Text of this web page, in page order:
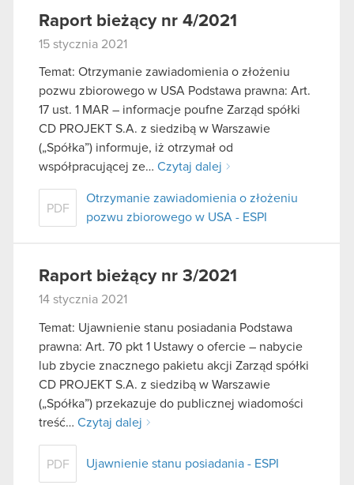
Raport bieżący nr 4/2021
15 stycznia 2021
Temat: Otrzymanie zawiadomienia o złożeniu
pozwu zbiorowego w USA Podstawa prawna: Art.
17 ust. 1 MAR – informacje poufne Zarząd spółki
CD PROJEKT S.A. z siedzibą w Warszawie
(„Spółka”) informuje, iż otrzymał od
współpracującej ze… Czytaj dalej
PDF
Otrzymanie zawiadomienia o złożeniu
pozwu zbiorowego w USA - ESPI
Raport bieżący nr 3/2021
14 stycznia 2021
Temat: Ujawnienie stanu posiadania Podstawa
prawna: Art. 70 pkt 1 Ustawy o ofercie – nabycie
lub zbycie znacznego pakietu akcji Zarząd spółki
CD PROJEKT S.A. z siedzibą w Warszawie
(„Spółka”) przekazuje do publicznej wiadomości
treść… Czytaj dalej
PDF Ujawnienie stanu posiadania - ESPI